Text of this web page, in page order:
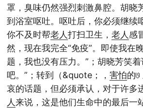
罩，臭味仍然强烈刺激鼻腔。胡晓
到浴室呕吐。呕吐后，你必须继续
你不及时帮老人打扫卫生， 老人感
然，现在我完全“免疫”。即使我在
题，我也没有压力。”；胡晓芳笑着
吧。”；转到（&quote；， 害怕的𞓜
哀的话题，但必须承认，对于许多
人来说，这是他们生命中的最后一